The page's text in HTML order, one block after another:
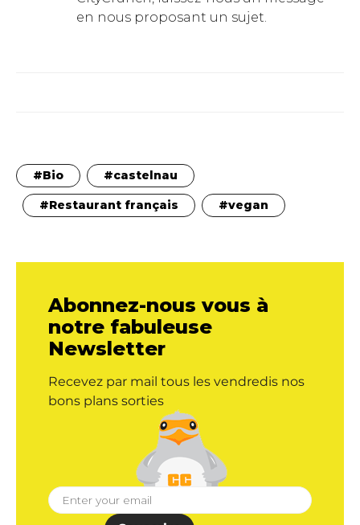
en nous proposant un sujet.
Bio castelnau
Restaurant français vegan
Abonnez-nous vous à
notre fabuleuse
Newsletter
Recevez par mail tous les vendredis nos
bons plans sorties